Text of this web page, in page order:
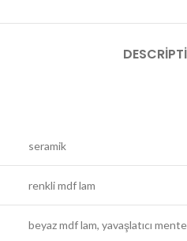
seramik
renkli mdf lam
beyaz mdf lam, yavaşlatıcı